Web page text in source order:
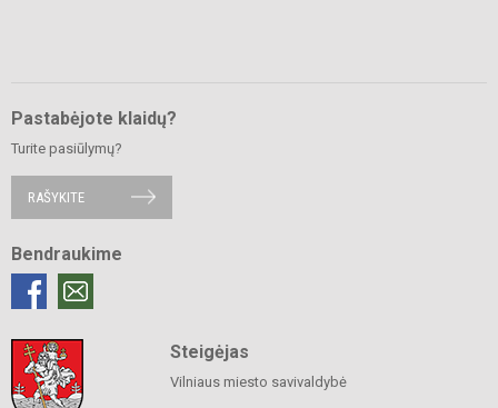
Pastabėjote klaidų?
Turite pasiūlymų?
RAŠYKITE
Bendraukime
Steigėjas
Vilniaus miesto savivaldybė